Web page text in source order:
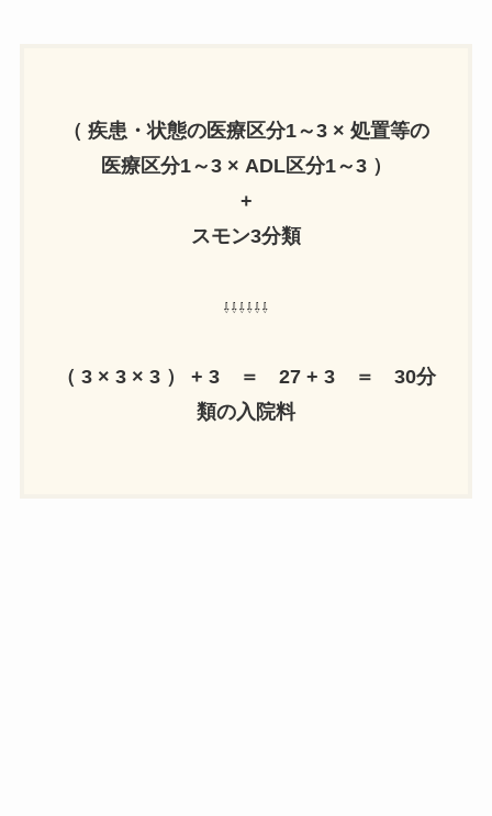
（ 疾患・状態の医療区分1～3 × 処置等の
医療区分1～3 × ADL区分1～3 ）
+
スモン3分類
⇩⇩⇩⇩⇩⇩
（ 3 × 3 × 3 ） + 3 ＝ 27 + 3 ＝ 30分
類の入院料